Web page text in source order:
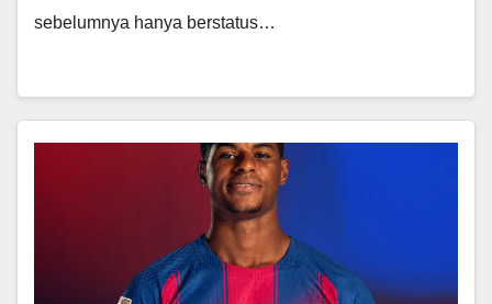
sebelumnya hanya berstatus…